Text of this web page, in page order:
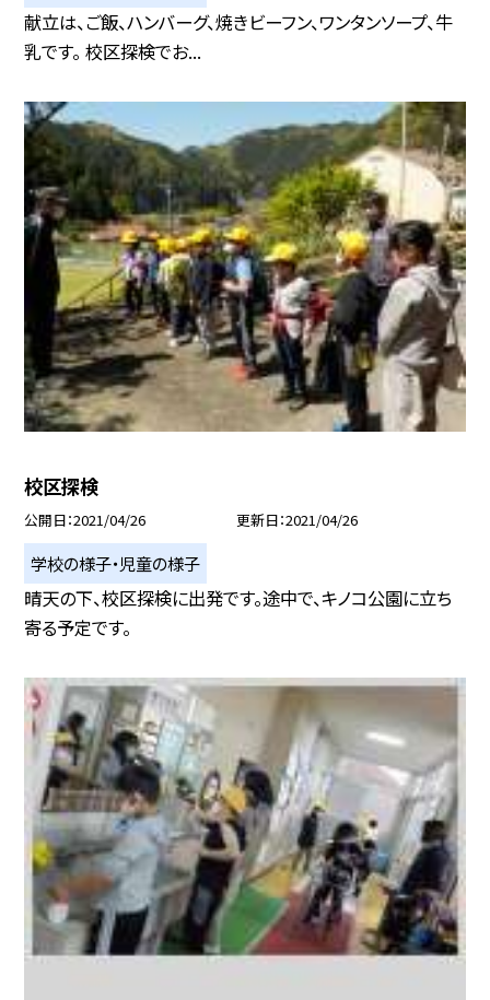
献立は、ご飯、ハンバーグ、焼きビーフン、ワンタンソープ、牛
乳です。 校区探検でお...
校区探検
公開日 2021/04/26 更新日 2021/04/26
学校の様子・児童の様子
晴天の下、校区探検に出発です。途中で、キノコ公園に立ち
寄る予定です。